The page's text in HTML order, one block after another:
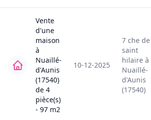
Vente
d'une
maison
à
Nuaillé-
d'Aunis
(17540)
de 4
pièce(s)
- 97 m2
10-12-2025
7 che de
saint
hilaire à
Nuaillé-
d'Aunis
(17540)